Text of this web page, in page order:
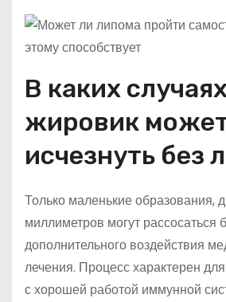
В каких
жировик
исчезнуть без
Только маленькие образования,
миллиметров могут рассосаться
дополнительного воздействия
лечения. Процесс характерен
с хорошей работой иммунной